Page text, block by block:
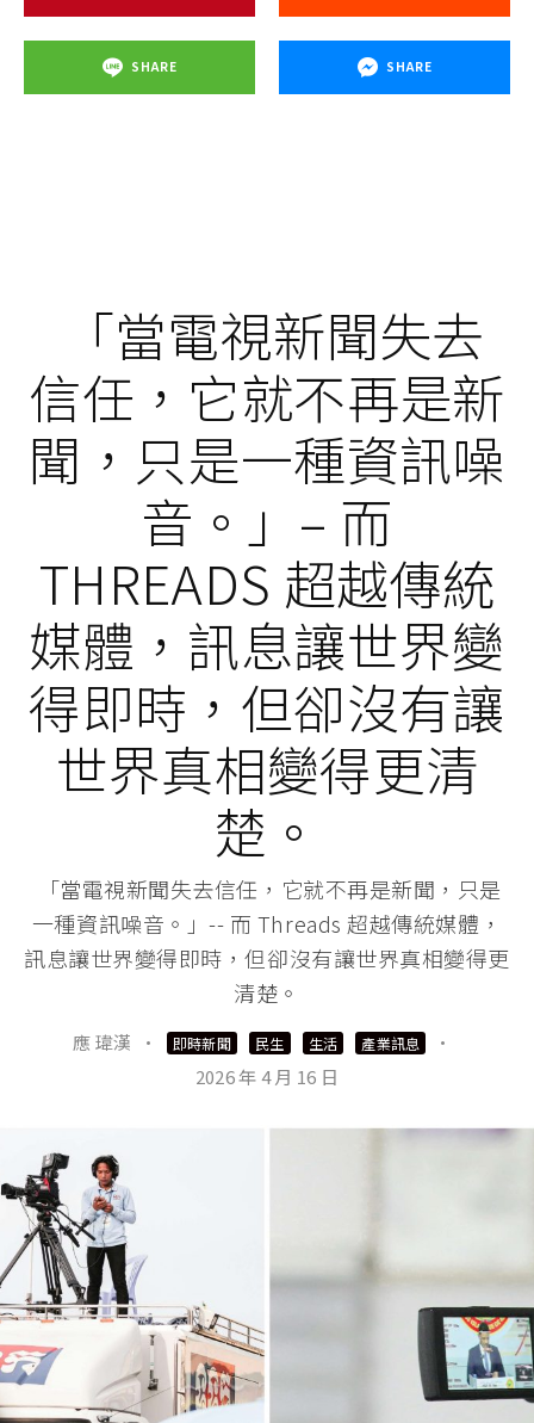
SHARE SHARE
「當電視新聞失去
信任，它就不再是新
聞，只是一種資訊噪
音。」– 而
THREADS 超越傳統
媒體，訊息讓世界變
得即時，但卻沒有讓
世界真相變得更清
楚。
「當電視新聞失去信任，它就不再是新聞，只是
一種資訊噪音。」-- 而 Threads 超越傳統媒體，
訊息讓世界變得即時，但卻沒有讓世界真相變得更
清楚。
應 瑋漢 · 即時新聞 民生 生活 產業訊息
·
2026 年 4 月 16 日